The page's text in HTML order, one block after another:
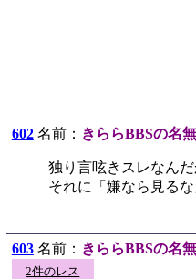
602名前： きららBBSの名
独り言呟きスレなん
それに「嫌なら見る
603名前： きららBBSの名
2件のレス